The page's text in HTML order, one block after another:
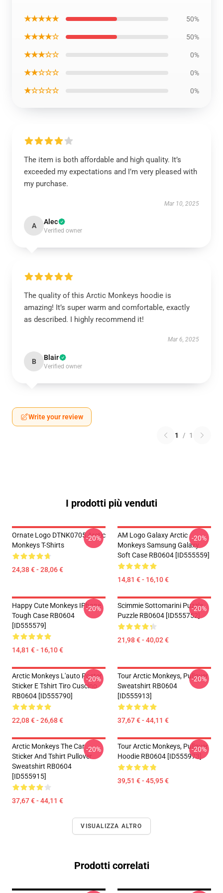
★★★★★ 50%
★★★★☆ 50%
★★★☆☆ 0%
★★☆☆☆ 0%
★☆☆☆☆ 0%
The item is both affordable and high quality. It’s
exceeded my expectations and I’m very pleased with
my purchase.
Mar 10, 2025
A Alec
Verified owner
The quality of this Arctic Monkeys hoodie is
amazing! It’s super warm and comfortable, exactly
as described. I highly recommend it!
Mar 6, 2025
B Blair
Verified owner
Write your review
1 / 1
I prodotti più venduti
Ornate Logo DTNK0705 Arctic
Monkeys T-Shirts
24,38 € - 28,06 €
-20%
AM Logo Galaxy Arctic
Monkeys Samsung Galaxy
Soft Case RB0604 [ID555559]
14,81 € - 16,10 €
-20%
Happy Cute Monkeys IPhone
Tough Case RB0604
[ID555579]
14,81 € - 16,10 €
-20%
Scimmie Sottomarini Puzzle
Puzzle RB0604 [ID555752]
21,98 € - 40,02 €
-20%
Arctic Monkeys L'auto Poster
Sticker E Tshirt Tiro Cuscino
RB0604 [ID555790]
22,08 € - 26,68 €
-20%
Tour Arctic Monkeys, Pullover
Sweatshirt RB0604
[ID555913]
37,67 € - 44,11 €
-20%
Arctic Monkeys The Car
Sticker And Tshirt Pullover
Sweatshirt RB0604
[ID555915]
37,67 € - 44,11 €
-20%
Tour Arctic Monkeys, Pullover
Hoodie RB0604 [ID555973]
39,51 € - 45,95 €
-20%
VISUALIZZA ALTRO
Prodotti correlati